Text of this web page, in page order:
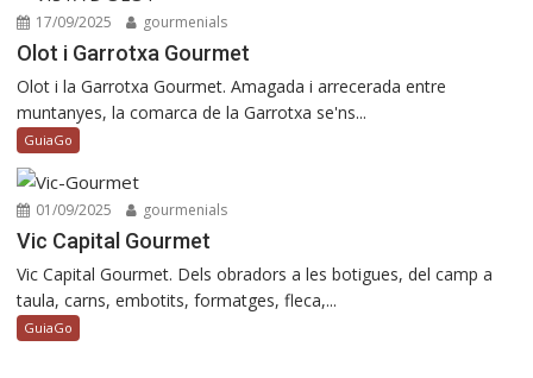
17/09/2025 gourmenials
Olot i Garrotxa Gourmet
Olot i la Garrotxa Gourmet. Amagada i arrecerada entre
muntanyes, la comarca de la Garrotxa se'ns...
GuiaGo
01/09/2025 gourmenials
Vic Capital Gourmet
Vic Capital Gourmet. Dels obradors a les botigues, del camp a
taula, carns, embotits, formatges, fleca,...
GuiaGo